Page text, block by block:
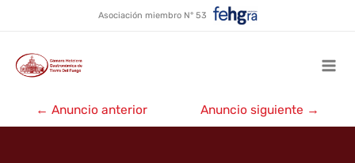
contenido
Asociación miembro N° 53
Navegación
de
← Anuncio anterior Anuncio siguiente →